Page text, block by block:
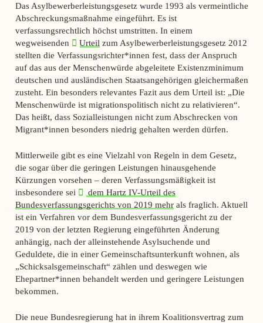
Das Asylbewerberleistungsgesetz wurde 1993 als vermeintliche
Abschreckungsmaßnahme eingeführt. Es ist
verfassungsrechtlich höchst umstritten. In einem
wegweisenden
Urteil zum Asylbewerberleistungsgesetz 2012
stellten die Verfassungsrichter*innen fest, dass der Anspruch
auf das aus der Menschenwürde abgeleitete Existenzminimum
deutschen und ausländischen Staatsangehörigen gleichermaßen
zusteht. Ein besonders relevantes Fazit aus dem Urteil ist: „Die
Menschenwürde ist migrationspolitisch nicht zu relativieren“.
Das heißt, dass Sozialleistungen nicht zum Abschrecken von
Migrant*innen besonders niedrig gehalten werden dürfen.
Mittlerweile gibt es eine Vielzahl von Regeln in dem Gesetz,
die sogar über die geringen Leistungen hinausgehende
Kürzungen vorsehen – deren Verfassungsmäßigkeit ist
insbesondere seit
dem Hartz IV-Urteil des
Bundesverfassungsgerichts von 2019 mehrals fraglich. Aktuell
ist ein Verfahren vor dem Bundesverfassungsgericht zu der
2019 von der letzten Regierung eingeführten Änderung
anhängig, nach der alleinstehende Asylsuchende und
Geduldete, die in einer Gemeinschaftsunterkunft wohnen, als
„Schicksalsgemeinschaft“ zählen und deswegen wie
Ehepartner*innen behandelt werden und geringere Leistungen
bekommen.
Die neue Bundesregierung hat in ihrem Koalitionsvertrag zum